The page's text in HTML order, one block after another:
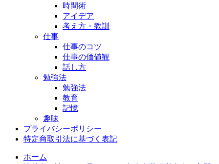
時間術
アイデア
考え方・教訓
仕事
仕事のコツ
仕事の価値観
話し方
勉強法
勉強法
教育
記憶
趣味
プライバシーポリシー
特定商取引法に基づく表記
ホーム